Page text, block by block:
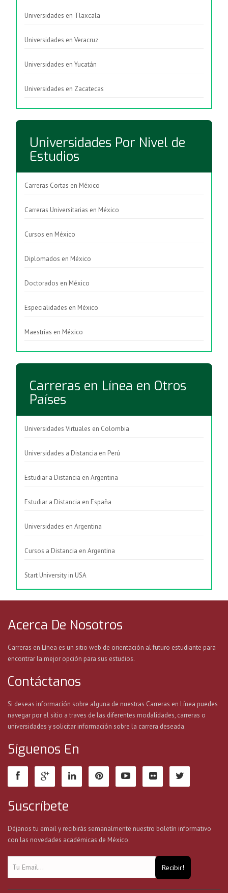
Universidades en Tlaxcala
Universidades en Veracruz
Universidades en Yucatán
Universidades en Zacatecas
Universidades Por Nivel de
Estudios
Carreras Cortas en México
Carreras Universitarias en México
Cursos en México
Diplomados en México
Doctorados en México
Especialidades en México
Maestrías en México
Carreras en Línea en Otros
Países
Universidades Virtuales en Colombia
Universidades a Distancia en Perú
Estudiar a Distancia en Argentina
Estudiar a Distancia en España
Universidades en Argentina
Cursos a Distancia en Argentina
Start University in USA
Acerca De Nosotros
Carreras en Línea es un sitio web de orientación al futuro estudiante para
encontrar la mejor opción para sus estudios.
Contáctanos
Si deseas información sobre alguna de nuestras Carreras en Línea puedes
navegar por el sitio a traves de las diferentes modalidades, carreras o
universidades y solicitar información sobre la carrera deseada.
Síguenos En
Suscríbete
Déjanos tu email y recibirás semanalmente nuestro boletín informativo
con las novedades académicas de México.
Recibir!